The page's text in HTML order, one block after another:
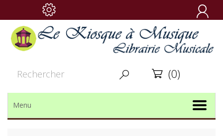

  (0)
Menu